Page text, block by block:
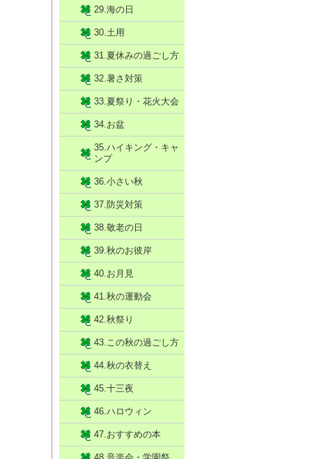
29.海の日
30.土用
31.夏休みの過ごし方
32.暑さ対策
33.夏祭り・花火大会
34.お盆
35.ハイキング・キャ
ンプ
36.小さい秋
37.防災対策
38.敬老の日
39.秋のお彼岸
40.お月見
41.秋の運動会
42.秋祭り
43.この秋の過ごし方
44.秋の衣替え
45.十三夜
46.ハロウィン
47.おすすめの本
48.音楽会・学園祭